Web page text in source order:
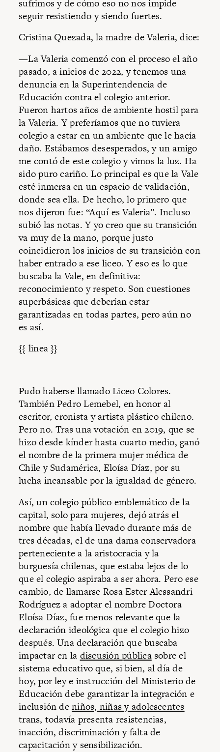
sufrimos y de cómo eso no nos impide
seguir resistiendo y siendo fuertes.
Cristina Quezada, la madre de Valeria, dice:
—La Valeria comenzó con el proceso el año
pasado, a inicios de 2022, y tenemos una
denuncia en la Superintendencia de
Educación contra el colegio anterior.
Fueron hartos años de ambiente hostil para
la Valeria. Y preferíamos que no tuviera
colegio a estar en un ambiente que le hacía
daño. Estábamos desesperados, y un amigo
me contó de este colegio y vimos la luz. Ha
sido puro cariño. Lo principal es que la Vale
esté inmersa en un espacio de validación,
donde sea ella. De hecho, lo primero que
nos dijeron fue: “Aquí es Valeria”. Incluso
subió las notas. Y yo creo que su transición
va muy de la mano, porque justo
coincidieron los inicios de su transición con
haber entrado a ese liceo. Y eso es lo que
buscaba la Vale, en definitiva:
reconocimiento y respeto. Son cuestiones
superbásicas que deberían estar
garantizadas en todas partes, pero aún no
es así.
{{ linea }}
Pudo haberse llamado Liceo Colores.
También Pedro Lemebel, en honor al
escritor, cronista y artista plástico chileno.
Pero no. Tras una votación en 2019, que se
hizo desde kínder hasta cuarto medio, ganó
el nombre de la primera mujer médica de
Chile y Sudamérica, Eloísa Díaz, por su
lucha incansable por la igualdad de género.
Así, un colegio público emblemático de la
capital, solo para mujeres, dejó atrás el
nombre que había llevado durante más de
tres décadas, el de una dama conservadora
perteneciente a la aristocracia y la
burguesía chilenas, que estaba lejos de lo
que el colegio aspiraba a ser ahora. Pero ese
cambio, de llamarse Rosa Ester Alessandri
Rodríguez a adoptar el nombre Doctora
Eloísa Díaz, fue menos relevante que la
declaración ideológica que el colegio hizo
después. Una declaración que buscaba
impactar en la discusión públicasobre el
sistema educativo que, si bien, al día de
hoy, por ley e instrucción del Ministerio de
Educación debe garantizar la integración e
inclusión deniños, niñas y adolescentes
trans, todavía presenta resistencias,
inacción, discriminación y falta de
capacitación y sensibilización.